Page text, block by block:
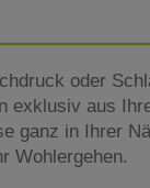
oder
exklusiv aus
ganz in Ihrer
Wohlergehen.